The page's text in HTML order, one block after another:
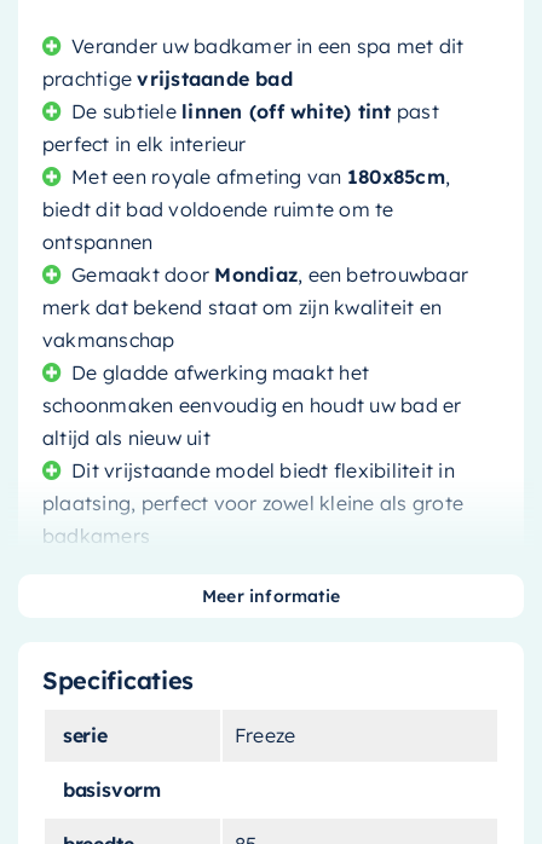
Verander uw badkamer in een spa met dit
prachtigevrijstaande bad
De subtiele linnen (off white) tint past
perfect in elk interieur
Met een royale afmeting van 180x85cm,
biedt dit bad voldoende ruimte om te
ontspannen
Gemaakt door Mondiaz, een betrouwbaar
merk dat bekend staat om zijn kwaliteit en
vakmanschap
De gladde afwerking maakt het
schoonmaken eenvoudig en houdt uw bad er
altijd als nieuw uit
Dit vrijstaande model biedt flexibiliteit in
plaatsing, perfect voor zowel kleine als grote
badkamers
Transformeer uw badkamer in een luxueuze spa
met het
180x85cm, biedt u de ruimte en het comfort om
Specificaties
serie Freeze
basisvorm
Meer informatie